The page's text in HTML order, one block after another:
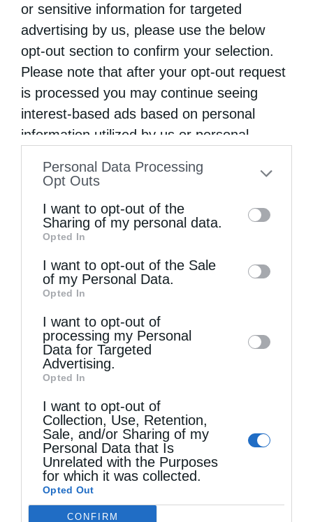
or sensitive information for targeted
advertising by us, please use the below
opt-out section to confirm your selection.
Please note that after your opt-out request
is processed you may continue seeing
interest-based ads based on personal
information utilized by us or personal
to your opt-out. You may separately opt-out
information by third parties on the IAB’s list
of downstream participants. This
information may also be disclosed by us to
third parties on theIAB’s List of
Downstream Participants
disclose it to other third parties.
Personal Data Processing
Opt Outs
I want to opt-out of the
Sharing of my personal data.
Opted In
I want to opt-out of the Sale
of my Personal Data.
Opted In
I want to opt-out of
processing my Personal
Data for Targeted
Advertising.
Opted In
I want to opt-out of
Collection, Use, Retention,
Sale, and/or Sharing of my
Personal Data that Is
Unrelated with the Purposes
for which it was collected.
Opted Out
CONFIRM
Κακό και εκδίκηση
Χειροτονία Διακόνου από τον Αρχιεπίσκοπο
Αυστραλίας στην Ιερά Επισκοπή Χώρας
Δημητριάδος Ιγνάτιος: «Ο Χριστός μάς έδειξε το
μέλλον μας» – Με λαμπρότητα εορτάστηκε στον